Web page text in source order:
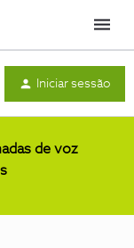
Menu
Iniciar sessão
de voz